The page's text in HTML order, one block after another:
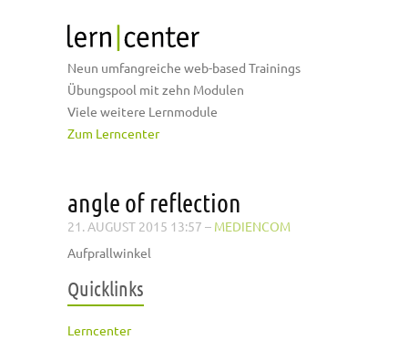
Neun umfangreiche web-based Trainings
Übungspool mit zehn Modulen
Viele weitere Lernmodule
Zum Lerncenter
angle of reflection
21. AUGUST 2015 13:57 – MEDIENCOM
Aufprallwinkel
Quicklinks
Lerncenter